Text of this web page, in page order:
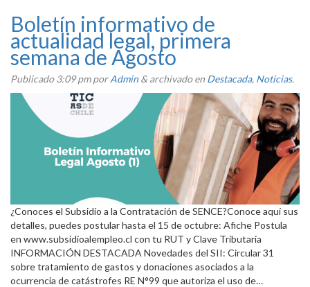
Boletín informativo de
actualidad legal, primera
semana de Agosto
Publicado3:09 pmporAdmin & archivado en Destacada, Noticias.
¿Conoces el Subsidio a la Contratación de SENCE?Conoce aquí sus
detalles, puedes postular hasta el 15 de octubre: Afiche Postula
en www.subsidioalempleo.cl con tu RUT y Clave Tributaria
INFORMACIÓN DESTACADA Novedades del SII: Circular 31
sobre tratamiento de gastos y donaciones asociados a la
ocurrencia de catástrofes RE N°99 que autoriza el uso de…